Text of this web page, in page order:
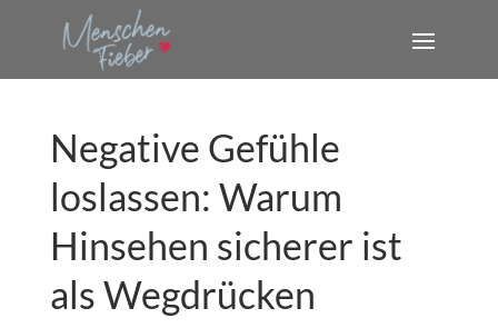
Negative Gefühle
loslassen: Warum
Hinsehen sicherer ist
als Wegdrücken